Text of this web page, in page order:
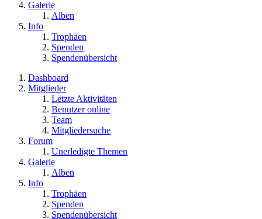
Galerie
Alben
Info
Trophäen
Spenden
Spendenübersicht
Dashboard
Mitglieder
Letzte Aktivitäten
Benutzer online
Team
Mitgliedersuche
Forum
Unerledigte Themen
Galerie
Alben
Info
Trophäen
Spenden
Spendenübersicht